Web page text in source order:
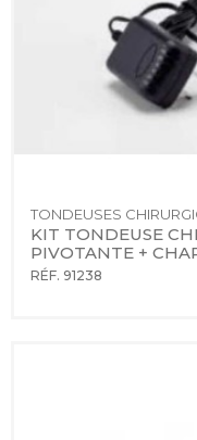
TONDEUSES
KIT TONDEUSE
PIVOTANTE +
RÉF. 91238